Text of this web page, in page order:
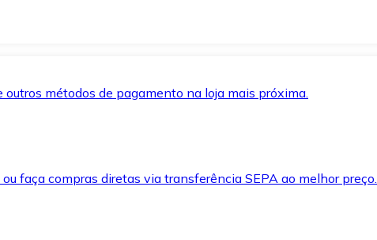
métodos de pagamento na loja mais próxima.
faça compras diretas via transferência SEPA ao melhor preço.